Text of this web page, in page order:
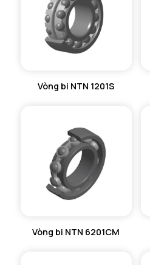
VÒNG BI CHẶN TRỤC NTN
VÒNG BI LĂN TRỤ ĐẨY NTN
GỐI ĐỠ 2 NỬA NTN
MÁY GIA NHIỆT NTN
Vòng bi NTN 1201S
Vòng bi NTN 6201CM